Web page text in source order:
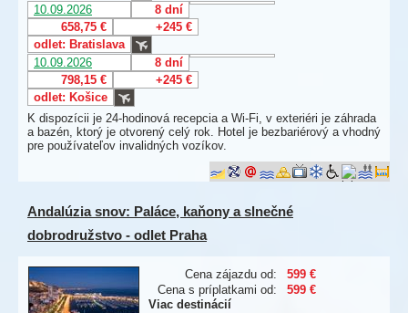
10.09.2026
8 dní
658,75 €
+245 €
odlet: Bratislava
10.09.2026
8 dní
798,15 €
+245 €
odlet: Košice
K dispozícii je 24-hodinová recepcia a Wi-Fi, v exteriéri je záhrada
a bazén, ktorý je otvorený celý rok. Hotel je bezbariérový a vhodný
pre používateľov invalidných vozíkov.
Andalúzia snov: Paláce, kaňony a slnečné
dobrodružstvo - odlet Praha
Cena zájazdu od:
599 €
Cena s príplatkami od:
599 €
Viac destinácií